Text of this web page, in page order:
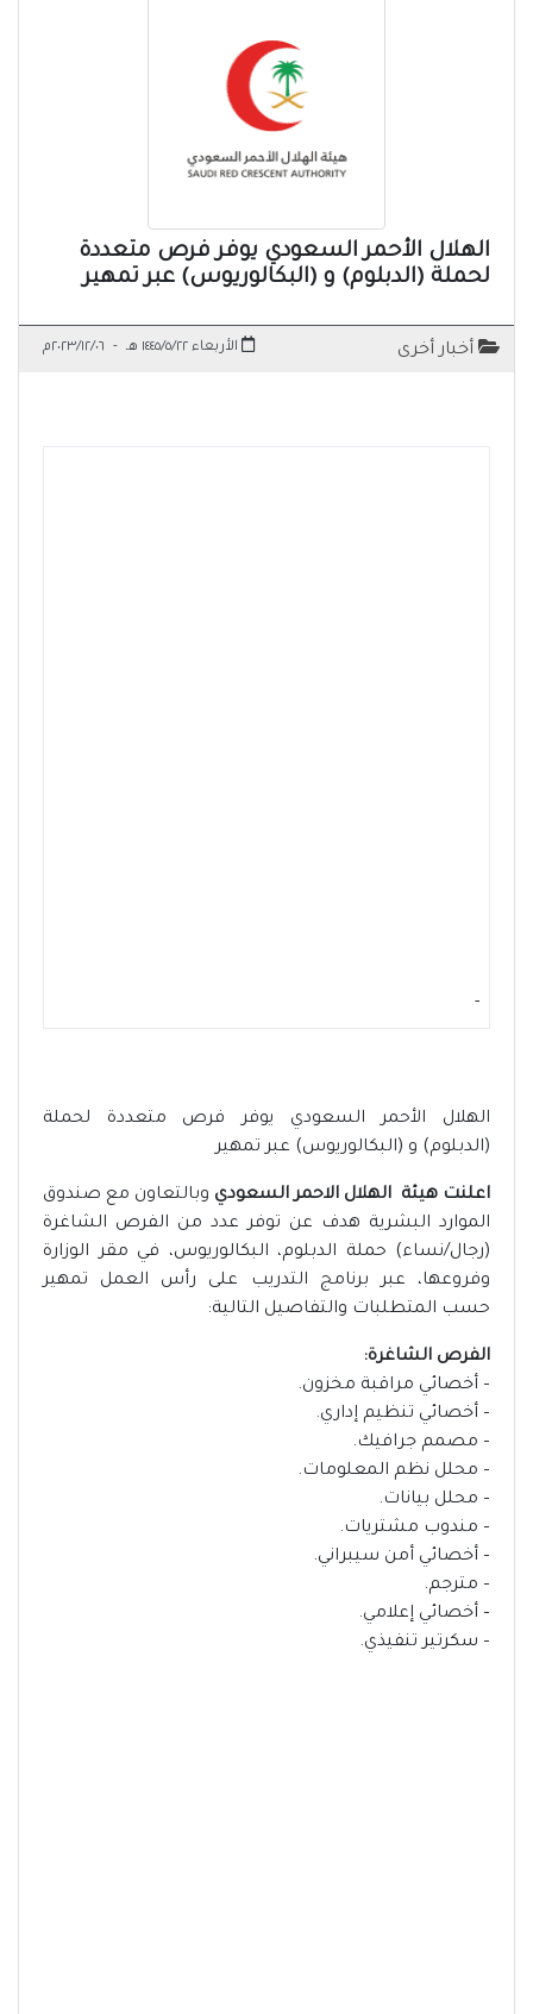
الهلال الأحمر السعودي يوفر فرص متعددة
لحملة (الدبلوم) و (البكالوريوس) عبر تمهير
أخبار أخرى الأربعاء ١٤٤٥/٥/٢٢ هـ - ٢٠٢٣/١٢/٠٦م
-
الهلال الأحمر السعودي يوفر فرص متعددة لحملة
(الدبلوم) و (البكالوريوس) عبر تمهير
اعلنت هيئة الهلال الاحمر السعودي وبالتعاون مع صندوق
الموارد البشرية هدف عن توفر عدد من الفرص الشاغرة
(رجال/نساء) حملة الدبلوم، البكالوريوس، في مقر الوزارة
وفروعها، عبر برنامج التدريب على رأس العمل تمهير
حسب المتطلبات والتفاصيل التالية:
الفرص الشاغرة:
– أخصائي مراقبة مخزون.
– أخصائي تنظيم إداري.
– مصمم جرافيك.
– محلل نظم المعلومات.
– محلل بيانات.
– مندوب مشتريات.
– أخصائي أمن سيبراني.
– مترجم.
– أخصائي إعلامي.
– سكرتير تنفيذي.